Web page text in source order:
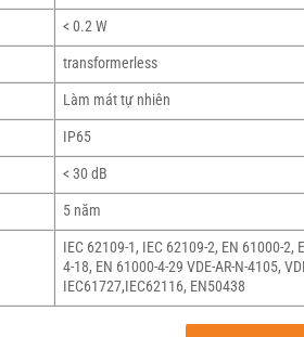
< 0.2 W
transformerless
Làm mát tự nhiên
IP65
< 30 dB
5 năm
IEC 62109-1, IEC 62109-2, EN 61000-2,
4-18, EN 61000-4-29 VDE-AR-N-4105,
IEC61727,IEC62116, EN50438